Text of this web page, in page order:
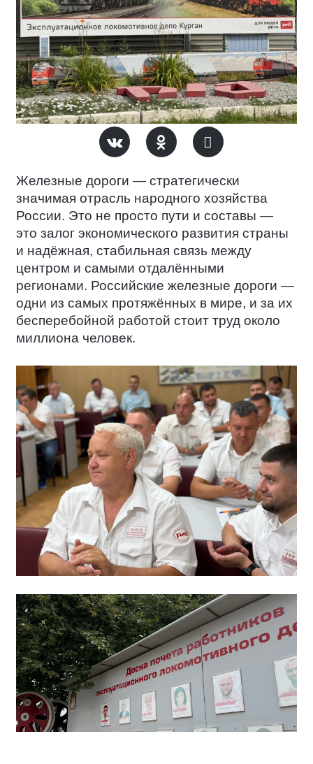
Железные дороги — стратегически
значимая отрасль народного хозяйства
России. Это не просто пути и составы —
это залог экономического развития страны
и надёжная, стабильная связь между
центром и самыми отдалёнными
регионами. Российские железные дороги —
одни из самых протяжённых в мире, и за их
бесперебойной работой стоит труд около
миллиона человек.